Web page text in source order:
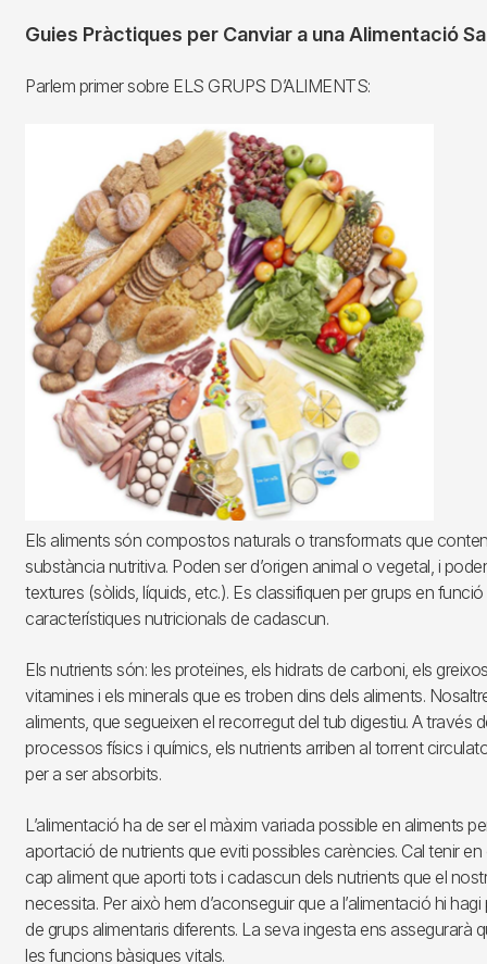
Guies Pràctiques per Canviar a una Alimentació
Parlem primer sobre ELS GRUPS D’ALIMENTS:
Els aliments són compostos naturals o transformats que
substància nutritiva. Poden ser d’origen animal o vegetal, i
textures (sòlids, líquids, etc.). Es classifiquen per grups en funció
característiques nutricionals de cadascun.
Els nutrients són: les proteïnes, els hidrats de carboni, els
vitamines i els minerals que es troben dins dels aliments.
aliments, que segueixen el recorregut del tub digestiu. A través
processos físics i químics, els nutrients arriben al torrent
per a ser absorbits.
L’alimentació ha de ser el màxim variada possible en aliments
aportació de nutrients que eviti possibles carències. Cal tenir
cap aliment que aporti tots i cadascun dels nutrients que el
necessita. Per això hem d’aconseguir que a l’alimentació hi
de grups alimentaris diferents. La seva ingesta ens assegurarà
les funcions bàsiques vitals.